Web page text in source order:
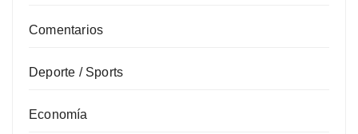
Comentarios
Deporte / Sports
Economía